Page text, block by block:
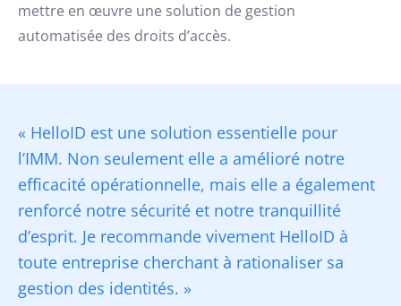
mettre en œuvre une solution de gestion
automatisée des droits d’accès.
« HelloID est une solution essentielle pour
l’IMM. Non seulement elle a amélioré notre
efficacité opérationnelle, mais elle a également
renforcé notre sécurité et notre tranquillité
d’esprit. Je recommande vivement HelloID à
toute entreprise cherchant à rationaliser sa
gestion des identités. »